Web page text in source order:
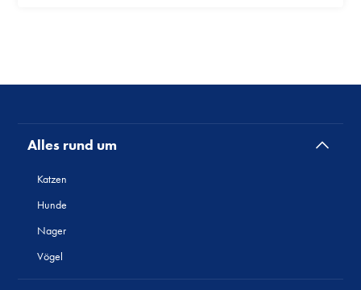
Alles rund um
Katzen
Hunde
Nager
Vögel